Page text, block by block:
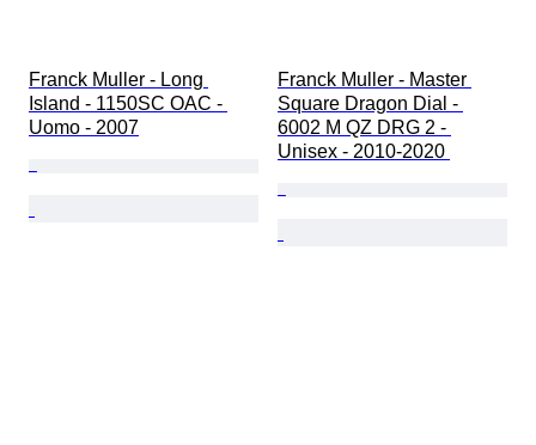
Franck Muller - Long
Island - 1150SC OAC -
Uomo - 2007
Franck Muller - Master
Square Dragon Dial -
6002 M QZ DRG 2 -
Unisex - 2010-2020